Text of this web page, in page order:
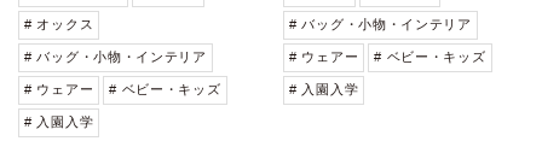
# オックス
# バッグ・小物・インテリア
# ウェアー # ベビー・キッズ
# 入園入学
# バッグ・小物・インテリア
# ウェアー # ベビー・キッズ
# 入園入学